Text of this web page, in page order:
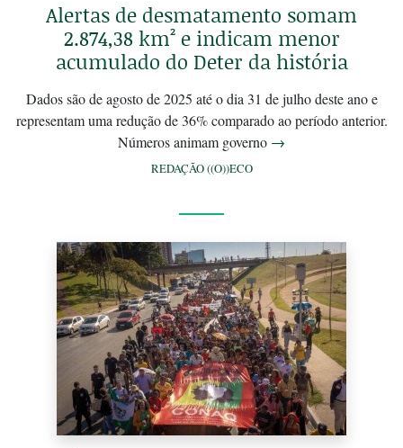
Alertas de desmatamento somam
2.874,38 km² e indicam menor
acumulado do Deter da história
Dados são de agosto de 2025 até o dia 31 de julho deste ano e
representam uma redução de 36% comparado ao período anterior.
Números animam governo →
REDAÇÃO ((O))ECO